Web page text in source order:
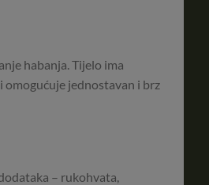
habanja. Tijelo ima
jednostavan i brz
– rukohvata,